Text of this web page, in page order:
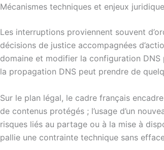
Mécanismes techniques et enjeux
Les interruptions proviennent souvent
décisions de justice accompagnées
domaine et modifier la configuration
la propagation DNS peut prendre de
Sur le plan légal, le cadre français
de contenus protégés ; l’usage d’un
risques liés au partage ou à la mise à
pallie une contrainte technique sans